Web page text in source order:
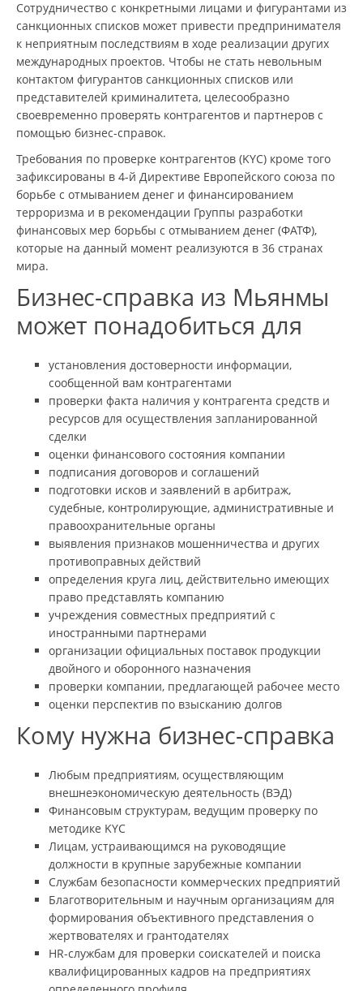
Сотрудничество с конкретными лицами и фигурантами из
санкционных списков может привести предпринимателя
к неприятным последствиям в ходе реализации других
международных проектов. Чтобы не стать невольным
контактом фигурантов санкционных списков или
представителей криминалитета, целесообразно
своевременно проверять контрагентов и партнеров с
помощью бизнес-справок.
Требования по проверке контрагентов (KYC) кроме того
зафиксированы в 4-й Директиве Европейского союза по
борьбе с отмыванием денег и финансированием
терроризма и в рекомендации Группы разработки
финансовых мер борьбы с отмыванием денег (ФАТФ),
которые на данный момент реализуются в 36 странах
мира.
Бизнес-справка из Мьянмы
может понадобиться для
установления достоверности информации,
сообщенной вам контрагентами
проверки факта наличия у контрагента средств и
ресурсов для осуществления запланированной
сделки
оценки финансового состояния компании
подписания договоров и соглашений
подготовки исков и заявлений в арбитраж,
судебные, контролирующие, административные и
правоохранительные органы
выявления признаков мошенничества и других
противоправных действий
определения круга лиц, действительно имеющих
право представлять компанию
учреждения совместных предприятий с
иностранными партнерами
организации официальных поставок продукции
двойного и оборонного назначения
проверки компании, предлагающей рабочее место
оценки перспектив по взысканию долгов
Кому нужна бизнес-справка
Любым предприятиям, осуществляющим
внешнеэкономическую деятельность (ВЭД)
Финансовым структурам, ведущим проверку по
методике KYC
Лицам, устраивающимся на руководящие
должности в крупные зарубежные компании
Службам безопасности коммерческих предприятий
Благотворительным и научным организациям для
формирования объективного представления о
жертвователях и грантодателях
HR-службам для проверки соискателей и поиска
квалифицированных кадров на предприятиях